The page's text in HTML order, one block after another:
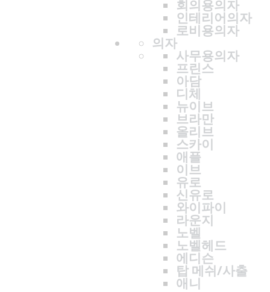
회의용의자
인테리어의자
로비용의자
의자
사무용의자
프린스
아담
디체
뉴이브
브라만
올리브
스카이
애플
이브
유로
신유로
와이파이
라운지
노벨
노벨헤드
에디슨
탑 메쉬/사출
애니